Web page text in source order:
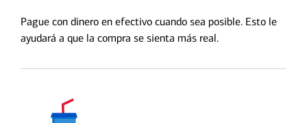
Pague con dinero en efectivo cuando sea posible. Esto le
ayudará a que la compra se sienta más real.